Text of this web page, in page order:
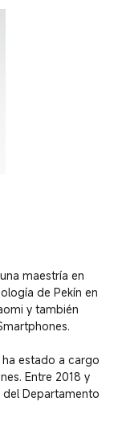
maestría en
de Pekín en
y también
estado a cargo
Entre 2018 y
Departamento